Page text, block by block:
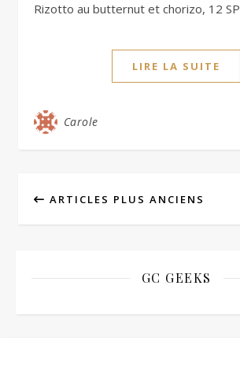
Rizotto au butternut et chorizo, 12 SP
LIRE LA SUITE
Carole
ARTICLES PLUS ANCIENS
GC GEEKS